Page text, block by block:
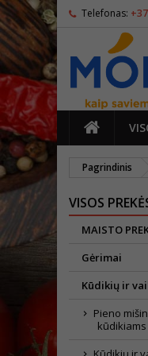
Telefonas:
Pagrindinis
VISOS
MAISTO
Gėrimai
Kūdikių ir
Pieno
kūdikiams